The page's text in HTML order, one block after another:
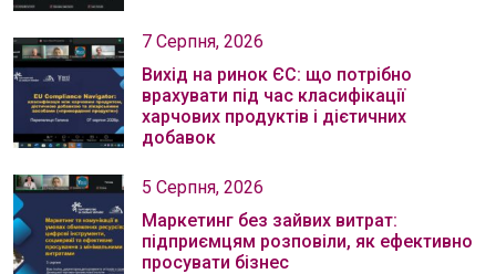
7 Серпня, 2026
Вихід на ринок ЄС: що потрібно
врахувати під час класифікації
харчових продуктів і дієтичних
добавок
5 Серпня, 2026
Маркетинг без зайвих витрат:
підприємцям розповіли, як ефективно
просувати бізнес